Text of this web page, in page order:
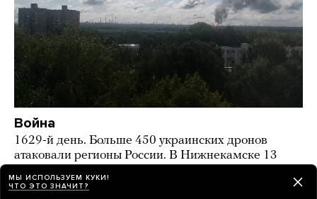
Война
1629-й день. Больше 450 украинских дронов
атаковали регионы России. В Нижнекамске 13
МЫ ИСПОЛЬЗУЕМ КУКИ!
ЧТО ЭТО ЗНАЧИТ?